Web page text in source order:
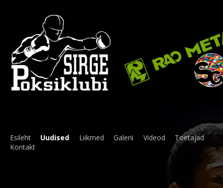
Esileht Uudised Liikmed Galerii Videod
Toetajad
Kontakt